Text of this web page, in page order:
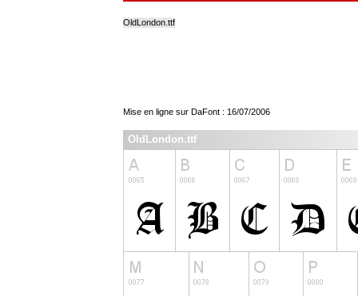
OldLondon.ttf
Mise en ligne sur DaFont : 16/07/2006
OldLondon.ttf